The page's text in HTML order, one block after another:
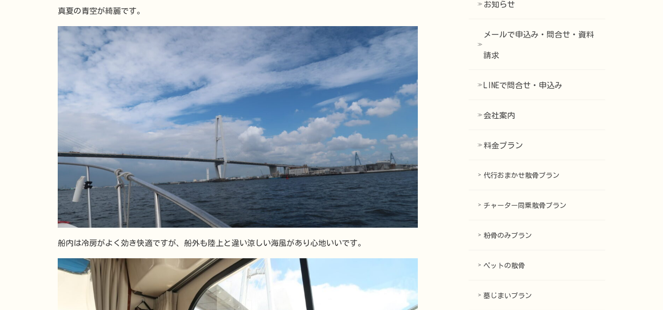
真夏の青空が綺麗です。
船内は冷房がよく効き快適ですが、船外も陸上と違い涼しい海風があり心地いいです。
お知らせ
メールで申込み・問合せ・資料
請求
LINEで問合せ・申込み
会社案内
料金プラン
代行おまかせ散骨プラン
チャーター同乗散骨プラン
粉骨のみプラン
ペットの散骨
墓じまいプラン